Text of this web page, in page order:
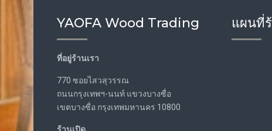
YAOFA Wood Trading
ที่อยู่ร้านเรา
770 ซอยไสวสุวรรณ
ถนนกรุงเทพฯ-นนท์ แขวงบางซื่อ
เขตบางซื่อ กรุงเทพมหานคร 10800
แผนที่